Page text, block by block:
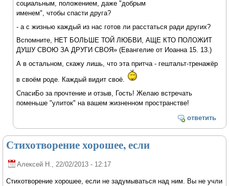
социальным, положением, даже "добрым
именем", чтобы спасти друга?
- а с жизнью каждый из нас готов ли расстаться ради других?
Вспомните, НЕТ БОЛЬШЕ ТОЙ ЛЮБВИ, АЩЕ КТО ПОЛОЖИТ
ДУШУ СВОЮ ЗА ДРУГИ СВОЯ» (Евангелие от Иоанна 15. 13.)
А в остальном, скажу лишь, что эта притча - гештальт-тренажёр
в своём роде. Каждый видит своё.
СпасиБо за прочтение и отзыв, Гость! Желаю встречать
поменьше "улиток" на вашем жизненном пространстве!
ответить
Стихотворение хорошее, если
Алексей Н. , 22/02/2013 - 12:17
Стихотворение хорошее, если не задумываться над ним. Вы не учли